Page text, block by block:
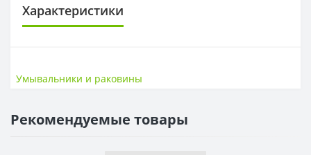
Характеристики
Высота
Умывальники и раковины
Рекомендуемые товары